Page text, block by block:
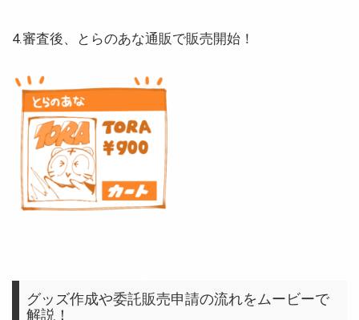
4.審査後、とらのあな通販で販売開始！
グッズ作成や委託販売申請の流れをムービーで
解説！